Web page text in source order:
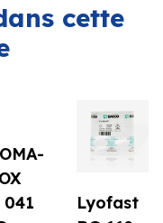
cette
041
Lyofast